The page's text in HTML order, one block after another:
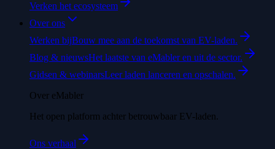
Verken het ecosysteem
Over ons
Werken bijBouw mee aan de toekomst van EV-laden.
Blog & nieuwsHet laatste van eMabler en uit de sector.
Gidsen & webinarsLeer laden lanceren en opschalen.
Over eMabler
Het open platform achter betrouwbaar EV-laden.
Ons verhaal